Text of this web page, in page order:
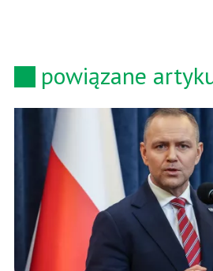
powiązane